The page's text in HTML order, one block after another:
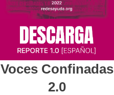
Voces Confinadas
2.0